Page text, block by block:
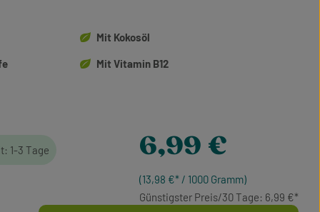
Mit Kokosöl
Mit Vitamin B12
6,99 €
(13,98 €* / 1000 Gramm)
Günstigster Preis/30 Tage: 6,99 €
1-3 Tage